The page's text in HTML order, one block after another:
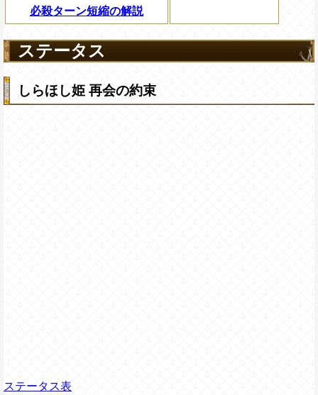
必殺ターン短縮の解説
ステータス
しらほし姫 再会の約束
ステータス表